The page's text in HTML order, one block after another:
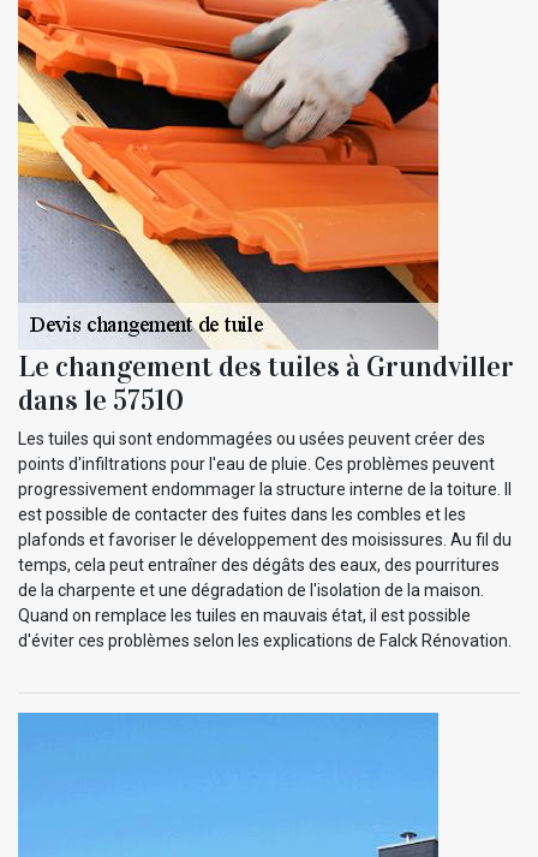
Le changement des tuiles à Grundviller
dans le 57510
Les tuiles qui sont endommagées ou usées peuvent créer des
points d'infiltrations pour l'eau de pluie. Ces problèmes peuvent
progressivement endommager la structure interne de la toiture. Il
est possible de contacter des fuites dans les combles et les
plafonds et favoriser le développement des moisissures. Au fil du
temps, cela peut entraîner des dégâts des eaux, des pourritures
de la charpente et une dégradation de l'isolation de la maison.
Quand on remplace les tuiles en mauvais état, il est possible
d'éviter ces problèmes selon les explications de Falck Rénovation.